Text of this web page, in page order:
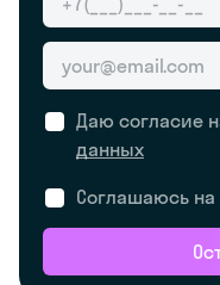
Даю согласие
данных
Соглашаюсь на